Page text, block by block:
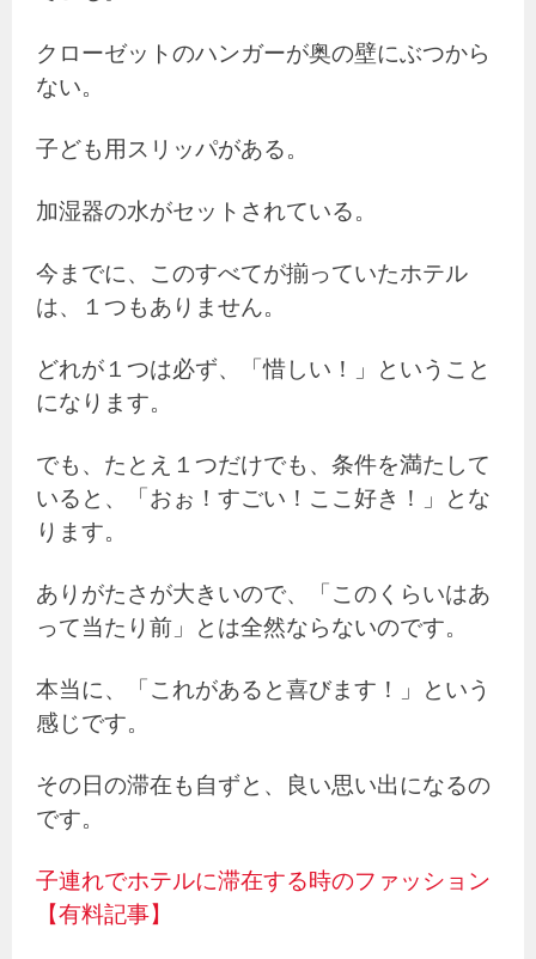
クローゼットのハンガーが奥の壁にぶつから
ない。
子ども用スリッパがある。
加湿器の水がセットされている。
今までに、このすべてが揃っていたホテル
は、１つもありません。
どれが１つは必ず、「惜しい！」ということ
になります。
でも、たとえ１つだけでも、条件を満たして
いると、「おぉ！すごい！ここ好き！」とな
ります。
ありがたさが大きいので、「このくらいはあ
って当たり前」とは全然ならないのです。
本当に、「これがあると喜びます！」という
感じです。
その日の滞在も自ずと、良い思い出になるの
です。
子連れでホテルに滞在する時のファッション
【有料記事】